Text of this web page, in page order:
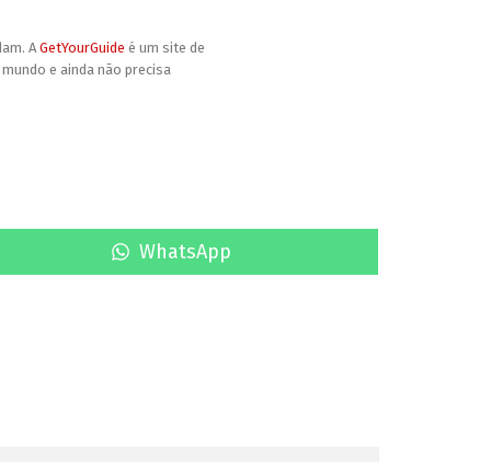
AGetYourGuide é um site de
e ainda não precisa
S
h
WhatsApp